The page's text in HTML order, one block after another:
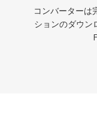
コンバーターは
ションのダウン